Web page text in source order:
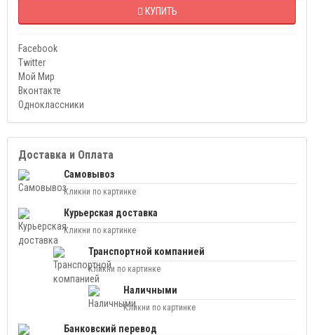
КУПИТЬ
Facebook
Twitter
Мой Мир
Вконтакте
Одноклассники
Доставка и Оплата
Самовывоз
Кликни по картинке
Курьерская доставка
Кликни по картинке
Транспортной компанией
Кликни по картинке
Наличными
Кликни по картинке
Банковский перевод